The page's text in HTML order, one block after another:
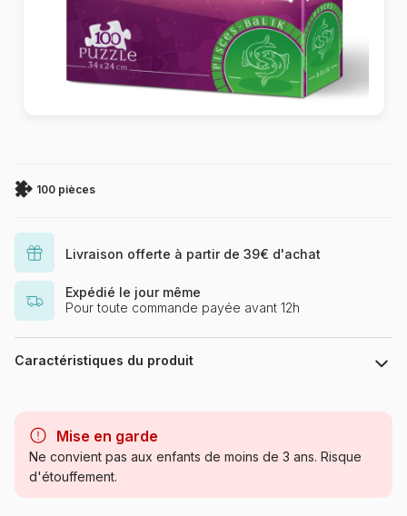
100 pièces
Livraison offerte à partir de 39€ d'achat
Expédié le jour même
Pour toute commande payée avant 12h
Caractéristiques du produit
Catégorie
Puzzles - Religions et
Mise en garde
Ne convient pas aux enfants de moins de 3 ans. Risque
d'étouffement.